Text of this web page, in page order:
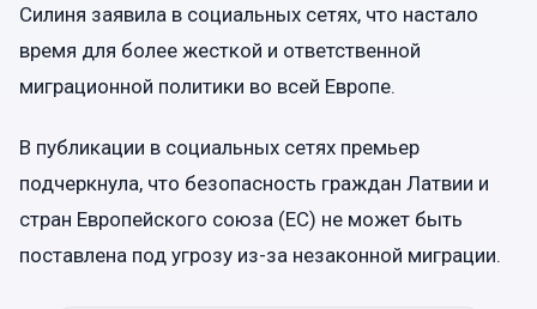
Силиня заявила в социальных сетях, что настало
время для более жесткой и ответственной
миграционной политики во всей Европе.
В публикации в социальных сетях премьер
подчеркнула, что безопасность граждан Латвии и
стран Европейского союза (ЕС) не может быть
поставлена под угрозу из-за незаконной миграции.